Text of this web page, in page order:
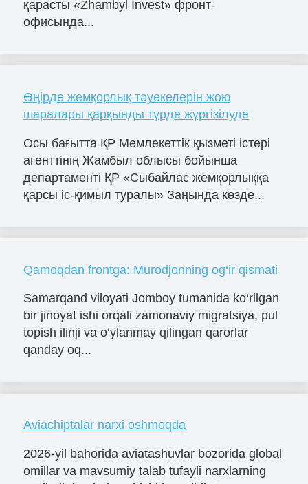
қарасты «Zhambyl Invest» фронт-
офисында...
Өңірде жемқорлық тәуекелерін жою
шаралары қарқынды түрде жүргізілуде
Осы бағытта ҚР Мемлекеттік қызметі істері
агенттінің Жамбыл облысы бойынша
департаменті ҚР «Сыбайлас жемқорлыққа
қарсы іс-қимыл туралы» Заңында көзде...
Qamoqdan frontga: Murodjonning og‘ir qismati
Samarqand viloyati Jomboy tumanida ko‘rilgan
bir jinoyat ishi orqali zamonaviy migratsiya, pul
topish ilinji va o‘ylanmay qilingan qarorlar
qanday oq...
Aviachiptalar narxi oshmoqda
2026-yil bahorida aviatashuvlar bozorida global
omillar va mavsumiy talab tufayli narxlarning